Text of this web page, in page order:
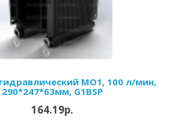
МО1, 100 л/мин,
290*247*63мм, G1BSP
164.19р.